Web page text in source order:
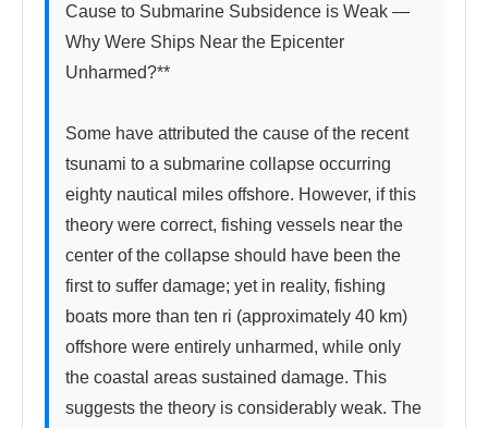
Cause to Submarine Subsidence is Weak —
Why Were Ships Near the Epicenter
Unharmed?**
Some have attributed the cause of the recent
tsunami to a submarine collapse occurring
eighty nautical miles offshore. However, if this
theory were correct, fishing vessels near the
center of the collapse should have been the
first to suffer damage; yet in reality, fishing
boats more than ten ri (approximately 40 km)
offshore were entirely unharmed, while only
the coastal areas sustained damage. This
suggests the theory is considerably weak. The